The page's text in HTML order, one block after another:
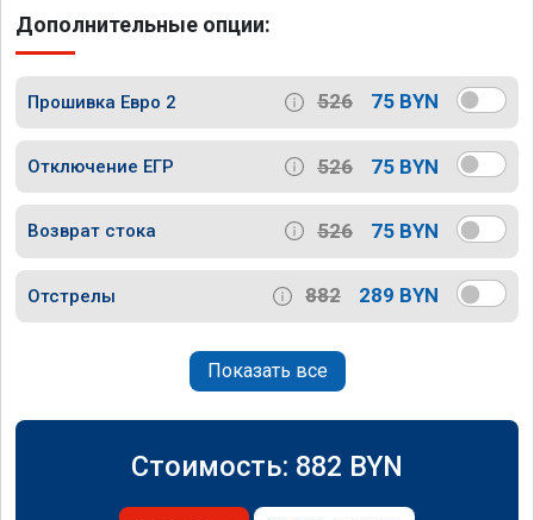
Дополнительные опции:
Прошивка Евро 2 526 75 BYN
Отключение ЕГР 526 75 BYN
Возврат стока 526 75 BYN
Отстрелы 882 289 BYN
Показать все
Стоимость: 882 BYN